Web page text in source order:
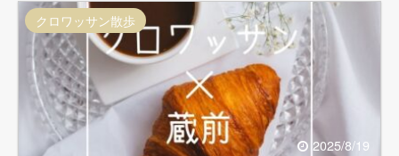
2025/8/19
クロワッサン散歩